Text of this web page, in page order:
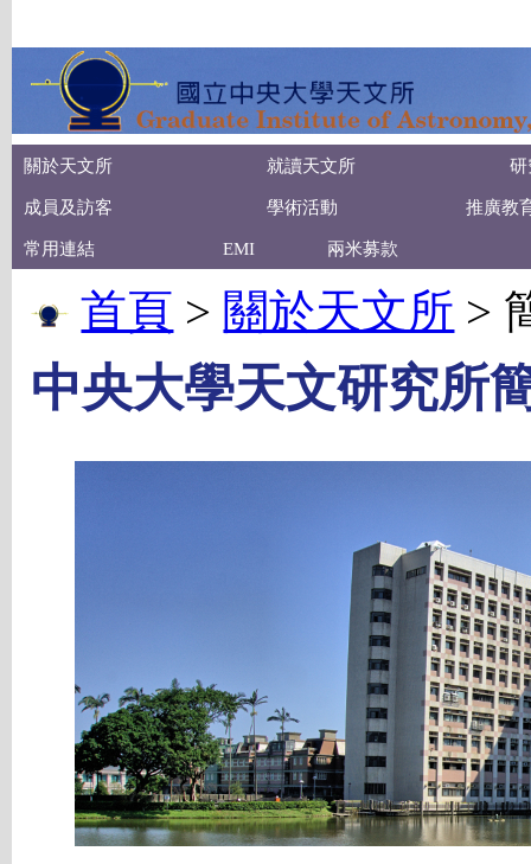
關於天文所 就讀天文所 研
成員及訪客 學術活動 推廣教
常用連結 EMI 兩米募款
首頁 > 關於天文所 >
中央大學天文研究所